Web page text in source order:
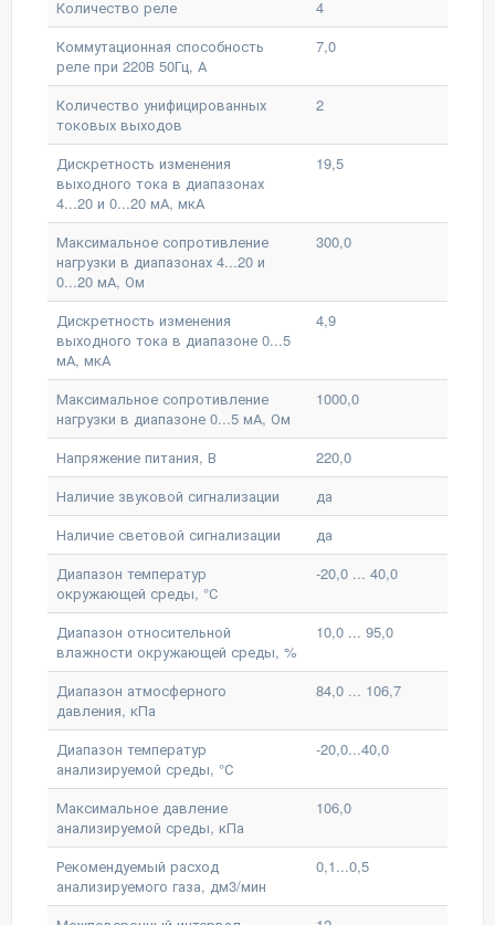
Количество реле
4
Коммутационная способность
реле при 220В 50Гц, А
7,0
Количество унифицированных
токовых выходов
2
Дискретность изменения
выходного тока в диапазонах
4...20 и 0...20 мА, мкА
19,5
Максимальное сопротивление
нагрузки в диапазонах 4...20 и
0...20 мА, Ом
300,0
Дискретность изменения
выходного тока в диапазоне 0...5
мА, мкА
4,9
Максимальное сопротивление
нагрузки в диапазоне 0...5 мА, Ом
1000,0
Напряжение питания, В
220,0
Наличие звуковой сигнализации
да
Наличие световой сигнализации
да
Диапазон температур
окружающей среды, °С
-20,0 ... 40,0
Диапазон относительной
влажности окружающей среды, %
10,0 ... 95,0
Диапазон атмосферного
давления, кПа
84,0 ... 106,7
Диапазон температур
анализируемой среды, °С
-20,0...40,0
Максимальное давление
анализируемой среды, кПа
106,0
Рекомендуемый расход
анализируемого газа, дм3/мин
0,1...0,5